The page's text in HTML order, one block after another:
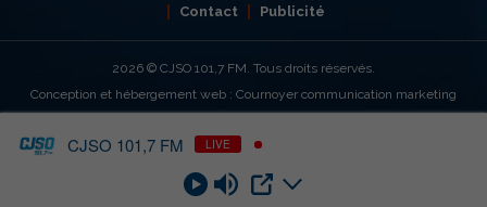
Contact
Publicité
2026 © CJSO 101,7 FM. Tous droits réservés.
Conception et hébergement web : Cournoyer communication marketing
CJSO 101,7 FM LIVE